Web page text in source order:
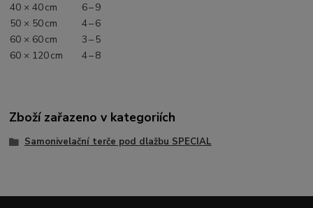
40 × 40 cm
6 – 9
50 × 50 cm
4 – 6
60 × 60 cm
3 – 5
60 × 120 cm
4 – 8
Zboží zařazeno v kategoriích
Samonivelační terče pod dlažbu SPECIAL